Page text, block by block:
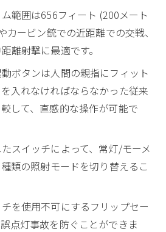
範囲は656フィート (200メート
カービン銃での近距離での交戦、
離射撃に最適です。
ボタンは人間の親指にフィット
入れなければならなかった従来
して、直感的な操作が可能で
スイッチによって、常灯/モーメ
類の照射モードを切り替えるこ
を使用不可にするフリップセー
点灯事故を防ぐことができま